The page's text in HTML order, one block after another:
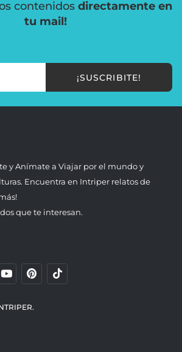
contenidos directamente en
tu mail!
¡SUSCRIBITE!
y Anímate a Viajar por el mundo y
Encuentra en Intriper relatos de
que te interesan.